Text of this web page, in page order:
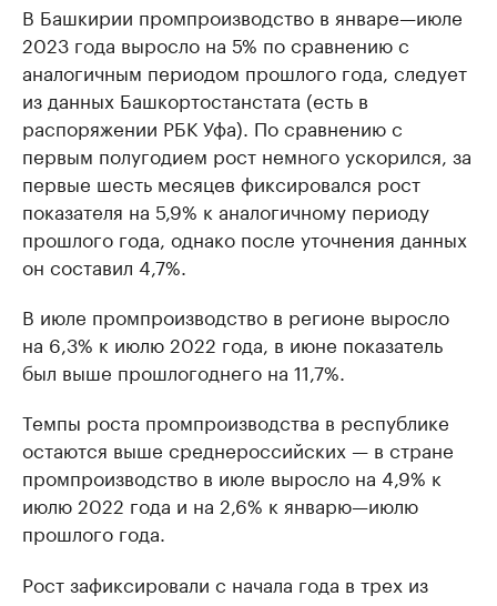
В Башкирии промпроизводство в январе—июле
2023 года выросло на 5% по сравнению с
аналогичным периодом прошлого года, следует
из данных Башкортостанстата (есть в
распоряжении РБК Уфа). По сравнению с
первым полугодием рост немного ускорился, за
первые шесть месяцев фиксировался рост
показателя на 5,9% к аналогичному периоду
прошлого года, однако после уточнения данных
он составил 4,7%.
В июле промпроизводство в регионе выросло
на 6,3% к июлю 2022 года, в июне показатель
был выше прошлогоднего на 11,7%.
Темпы роста промпроизводства в республике
остаются выше среднероссийских — в стране
промпроизводство в июле выросло на 4,9% к
июлю 2022 года и на 2,6% к январю—июлю
прошлого года.
Рост зафиксировали с начала года в трех из